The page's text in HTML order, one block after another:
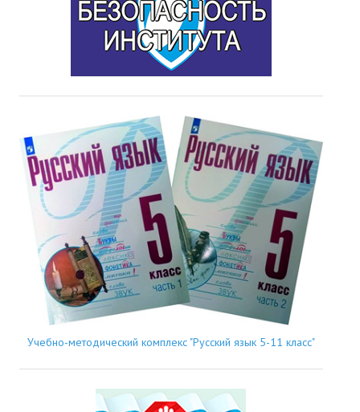
Учебно-методический комплекс "Русский язык 5-11 класс"